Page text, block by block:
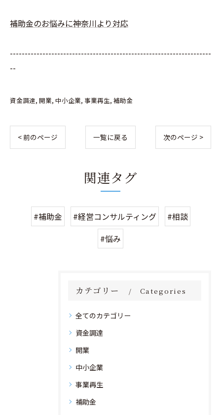
補助金のお悩みに神奈川より対応
--------------------------------------------------------------------
--
資金調達 開業 中小企業 事業再生 補助金
< 前のページ 一覧に戻る 次のページ >
関連タグ
#補助金 #経営コンサルティング
#相談
#悩み
カテゴリー Categories
全てのカテゴリー
資金調達
開業
中小企業
事業再生
補助金